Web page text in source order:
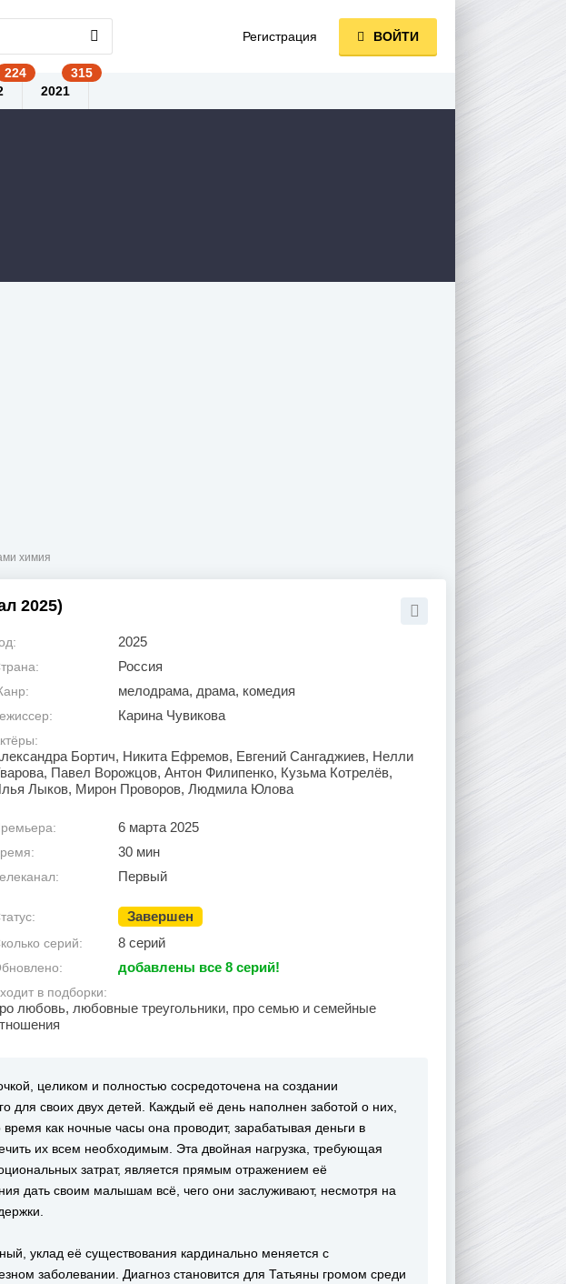
химия
2025)
2025
Россия
мелодрама, драма, комедия
Карина Чувикова
Бортич, Никита Ефремов, Евгений Сангаджиев, Нелли
Павел Ворожцов, Антон Филипенко, Кузьма Котрелёв,
Лыков, Мирон Проворов, Людмила Юлова
6 марта 2025
30 мин
Первый
Завершен
серий: 8 серий
добавлены все 8 серий!
в подборки:
любовь, любовные треугольники, про семью и семейные
целиком и полностью сосредоточена на создании
для своих двух детей. Каждый её день наполнен заботой о них,
как ночные часы она проводит, зарабатывая деньги в
их всем необходимым. Эта двойная нагрузка, требующая
затрат, является прямым отражением её
дать своим малышам всё, чего они заслуживают, несмотря на
уклад её существования кардинально меняется с
заболевании. Диагноз становится для Татьяны громом среди
Регистрация ВОЙТИ
2021